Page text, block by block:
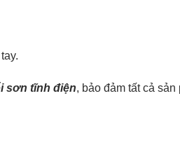
sơn tĩnh điện, bảo đảm tất cả